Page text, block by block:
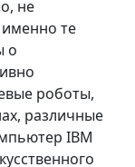
не
те
о
роботы,
различные
IBM